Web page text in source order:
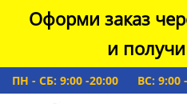
Оформи заказ
и
ПН - СБ: 9:00 -20:00 ВС: 9:00